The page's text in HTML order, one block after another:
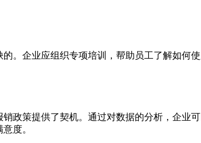
。企业应组织专项培训，帮助员工了解如
政策提供了契机。通过对数据的分析，企业
度。